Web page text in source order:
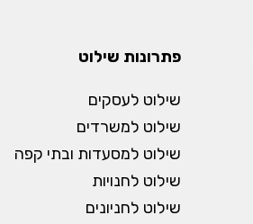
פתרונות שילוט
שילוט לעסקים
שילוט למשרדים
שילוט למסעדות ובתי קפה
שילוט לחנויות
שילוט לחניונים